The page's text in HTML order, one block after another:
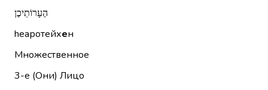
הֶעָרוֹתֵיכֶן
hеаротейхен
Множественное
3-е (Они) Лицо